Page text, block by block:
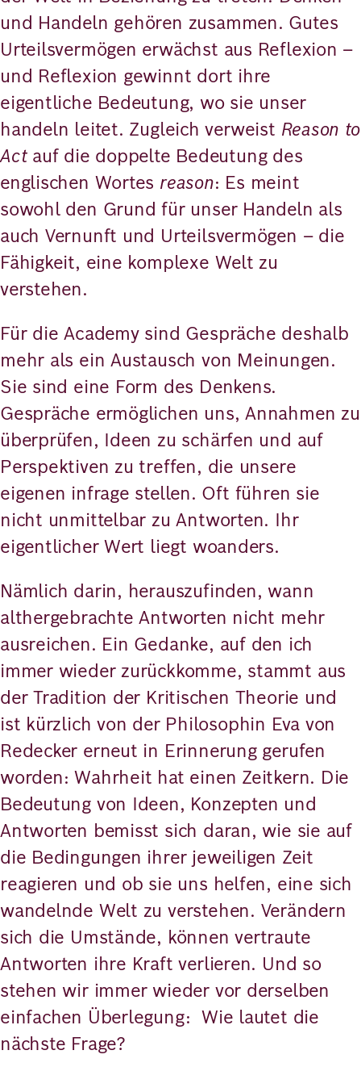
und Handeln gehören zusammen. Gutes
Urteilsvermögen erwächst aus Reflexion –
und Reflexion gewinnt dort ihre
eigentliche Bedeutung, wo sie unser
handeln leitet. Zugleich verweist Reason to
Actauf die doppelte Bedeutung des
englischen Wortes reason: Es meint
sowohl den Grund für unser Handeln als
auch Vernunft und Urteilsvermögen – die
Fähigkeit, eine komplexe Welt zu
verstehen.
Für die Academy sind Gespräche deshalb
mehr als ein Austausch von Meinungen.
Sie sind eine Form des Denkens.
Gespräche ermöglichen uns, Annahmen zu
überprüfen, Ideen zu schärfen und auf
Perspektiven zu treffen, die unsere
eigenen infrage stellen. Oft führen sie
nicht unmittelbar zu Antworten. Ihr
eigentlicher Wert liegt woanders.
Nämlich darin, herauszufinden, wann
althergebrachte Antworten nicht mehr
ausreichen. Ein Gedanke, auf den ich
immer wieder zurückkomme, stammt aus
der Tradition der Kritischen Theorie und
ist kürzlich von der Philosophin Eva von
Redecker erneut in Erinnerung gerufen
worden: Wahrheit hat einen Zeitkern. Die
Bedeutung von Ideen, Konzepten und
Antworten bemisst sich daran, wie sie auf
die Bedingungen ihrer jeweiligen Zeit
reagieren und ob sie uns helfen, eine sich
wandelnde Welt zu verstehen. Verändern
sich die Umstände, können vertraute
Antworten ihre Kraft verlieren. Und so
stehen wir immer wieder vor derselben
einfachen Überlegung: Wie lautet die
nächste Frage?